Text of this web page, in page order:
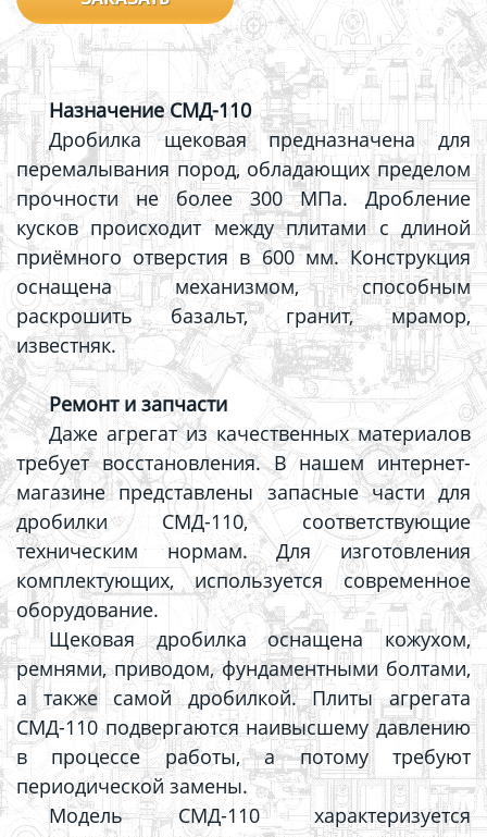
Назначение СМД-110
Дробилка щековая предназначена для
перемалывания пород, обладающих пределом
прочности не более 300 МПа. Дробление
кусков происходит между плитами с длиной
приёмного отверстия в 600 мм. Конструкция
оснащена механизмом, способным
раскрошить базальт, гранит, мрамор,
известняк.
Ремонт и запчасти
Даже агрегат из качественных материалов
требует восстановления. В нашем интернет-
магазине представлены запасные части для
дробилки СМД-110, соответствующие
техническим нормам. Для изготовления
комплектующих, используется современное
оборудование.
Щековая дробилка оснащена кожухом,
ремнями, приводом, фундаментными болтами,
а также самой дробилкой. Плиты агрегата
СМД-110 подвергаются наивысшему давлению
в процессе работы, а потому требуют
периодической замены.
Модель СМД-110 характеризуется